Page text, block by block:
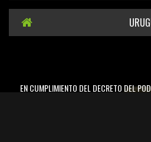
EN CUMPLIMIENTO DEL DECRETO DEL